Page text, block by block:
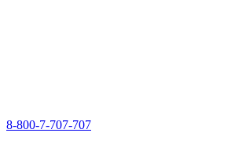
8-800-7-707-707